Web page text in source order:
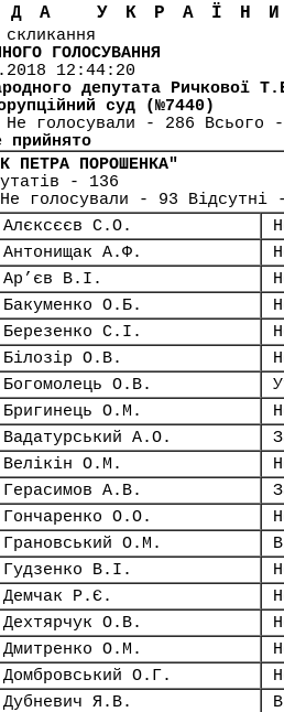
ГОЛОСУВАННЯ
12:44:20
депутата Ричкової
суд (№7440)
голосували - 286 Всього
прийнято
ПЕТРА ПОРОШЕНКА"
- 136
голосували - 93 Відсутні
Алєксєєв С.О.
Антонищак А.Ф.
Ар’єв В.І.
Бакуменко О.Б.
Березенко С.І.
Білозір О.В.
Богомолець О.В.
Бригинець О.М.
Вадатурський А.О.
Велікін О.М.
Герасимов А.В.
Гончаренко О.О.
Грановський О.М.
Гудзенко В.І.
Демчак Р.Є.
Дехтярчук О.В.
Дмитренко О.М.
Домбровський О.Г.
Дубневич Я.В.